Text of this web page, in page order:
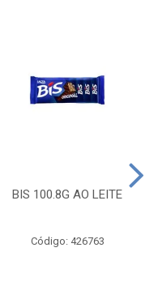
BIS 100.8G AO LEITE
Código: 426763